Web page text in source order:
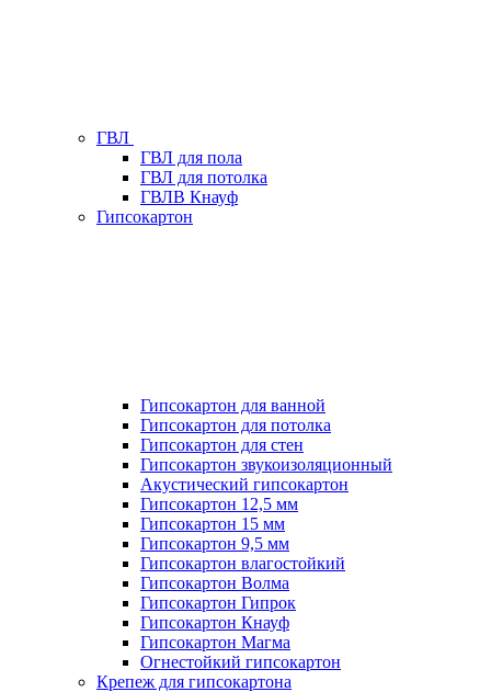
ГВЛ
ГВЛ для пола
ГВЛ для потолка
ГВЛВ Кнауф
Гипсокартон
Гипсокартон для ванной
Гипсокартон для потолка
Гипсокартон для стен
Гипсокартон звукоизоляционный
Акустический гипсокартон
Гипсокартон 12,5 мм
Гипсокартон 15 мм
Гипсокартон 9,5 мм
Гипсокартон влагостойкий
Гипсокартон Волма
Гипсокартон Гипрок
Гипсокартон Кнауф
Гипсокартон Магма
Огнестойкий гипсокартон
Крепеж для гипсокартона